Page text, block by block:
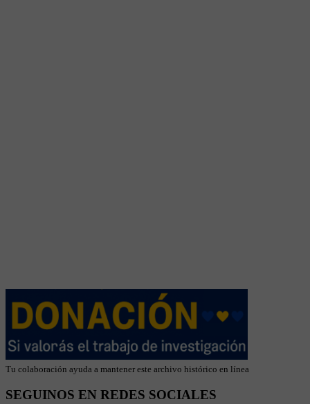
Tu colaboración ayuda a mantener este archivo histórico en línea
SEGUINOS EN REDES SOCIALES